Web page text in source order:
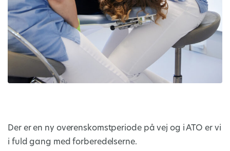
Der er en ny overenskomstperiode på vej og i ATO er vi
i fuld gang med forberedelserne.